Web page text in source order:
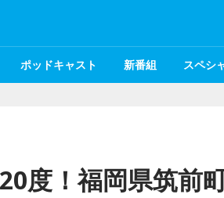
ポッドキャスト 新番組 スペシ
度！福岡県筑前